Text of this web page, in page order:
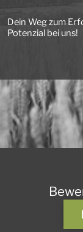
Dein Weg zum
Potenzial bei uns!